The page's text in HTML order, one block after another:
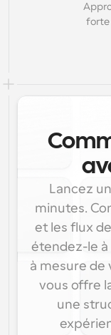
forte
Lancez
minutes.
et les flux
étendez-le à
à mesure de
vous offre
une